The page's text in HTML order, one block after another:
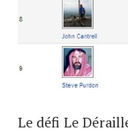
Le défi Le